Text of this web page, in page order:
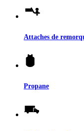
Attaches de
Propane